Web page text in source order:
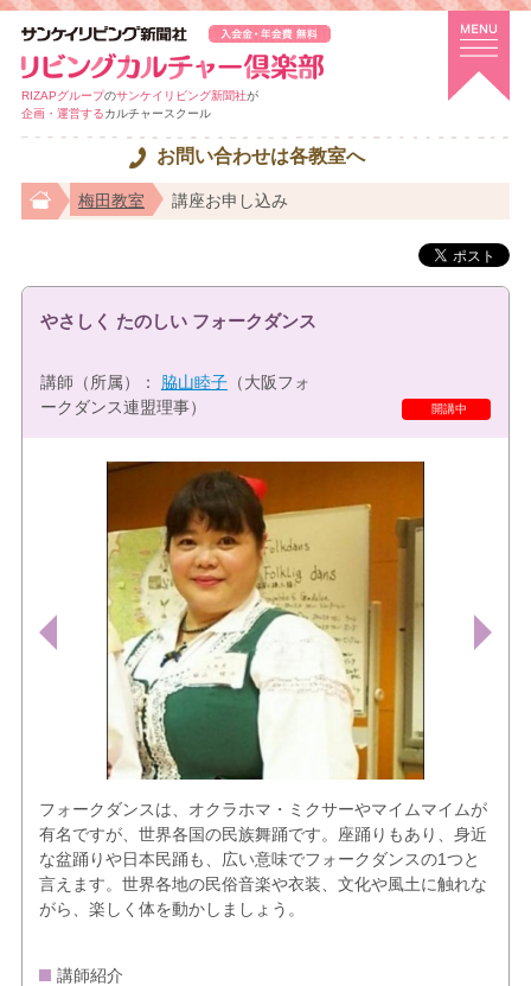
RIZAPグループのサンケイリビング新聞社が
企画・運営するカルチャースクール
お問い合わせは各教室へ
梅田教室 講座お申し込み
開講中
やさしく たのしい フォークダンス
講師（所属）： 脇山睦子（大阪フォ
ークダンス連盟理事）
フォークダンスは、オクラホマ・ミクサーやマイムマイムが
有名ですが、世界各国の民族舞踊です。座踊りもあり、身近
な盆踊りや日本民踊も、広い意味でフォークダンスの1つと
言えます。世界各地の民俗音楽や衣装、文化や風土に触れな
がら、楽しく体を動かしましょう。
講師紹介